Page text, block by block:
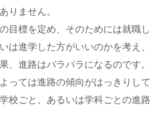
りません。
目標を定め、そのためには就職し
は進学した方がいいのかを考え、
、進路はバラバラになるのです。
っては進路の傾向がはっきりして
校ごと、あるいは学科ごとの進路